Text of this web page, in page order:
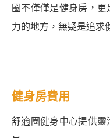
圈不僅僅是健身房，
力的地方，無疑是追求
健身房費用
舒適圈健身中心提供